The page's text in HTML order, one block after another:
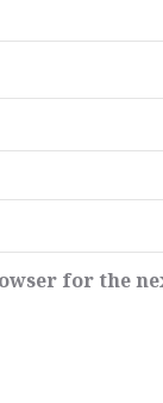
for the